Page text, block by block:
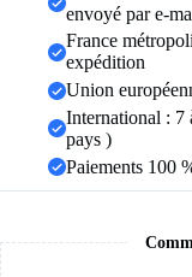
nouveaux
accessoires
bijoux
envoyé par e-
France
expédition
Union
International : 7
pays )
Paiements 100